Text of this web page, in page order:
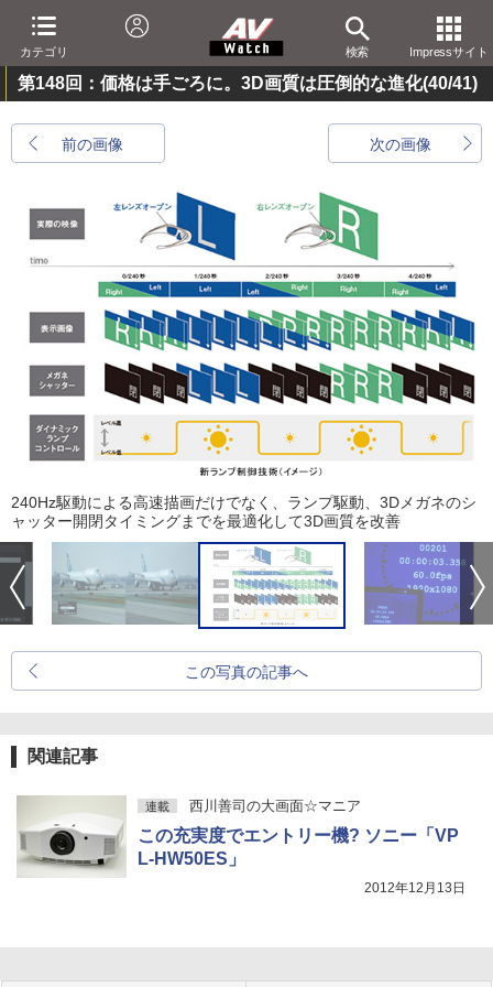
カテゴリ 検索 Impressサイト
第148回：価格は手ごろに。3D画質は圧倒的な進化(40/41)
前の画像 次の画像
240Hz駆動による高速描画だけでなく、ランプ駆動、3Dメガネのシ
ャッター開閉タイミングまでを最適化して3D画質を改善
この写真の記事へ
関連記事
連載 西川善司の大画面☆マニア
この充実度でエントリー機? ソニー「VP
L-HW50ES」
2012年12月13日